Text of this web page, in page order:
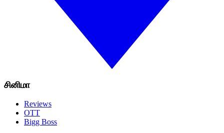
சினிமா
Reviews
OTT
Bigg Boss